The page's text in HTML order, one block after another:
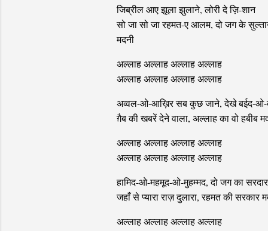
जिब्रील आए झूला झुलाने, लोरी दे ज़ि-शान
सो जा सो जा रहमत-ए आलम, दो जग के
मदनी
अल्लाह अल्लाह अल्लाह अल्लाह
अल्लाह अल्लाह अल्लाह अल्लाह
अव्वल-ओ-आख़िर सब कुछ जाने, देखे बईद-ओ-
ग़ैब की खबरें देने वाला, अल्लाह का वो हबीब
अल्लाह अल्लाह अल्लाह अल्लाह
अल्लाह अल्लाह अल्लाह अल्लाह
हामिद-ओ-महमूद-ओ-मुहम्मद, दो जग का सरदार
जहाँ से प्यारा राज़ दुलारा, रहमत की सरकार
अल्लाह अल्लाह अल्लाह अल्लाह